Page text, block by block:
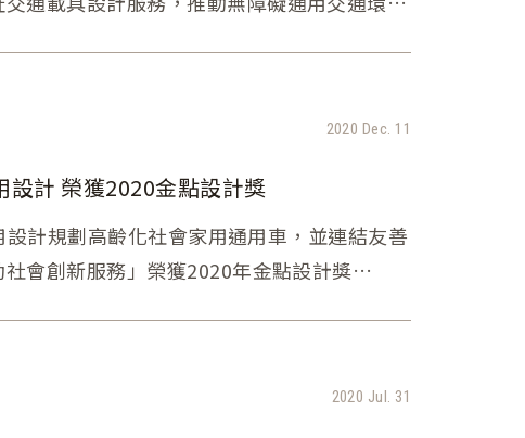
2020 Dec. 11
URX創新高齡移動服務通用設計 榮獲2020金點設計獎
設計規劃高齡化社會家用通用車，並連結友善
會創新服務」榮獲2020年金點設計獎
2020 Jul. 31